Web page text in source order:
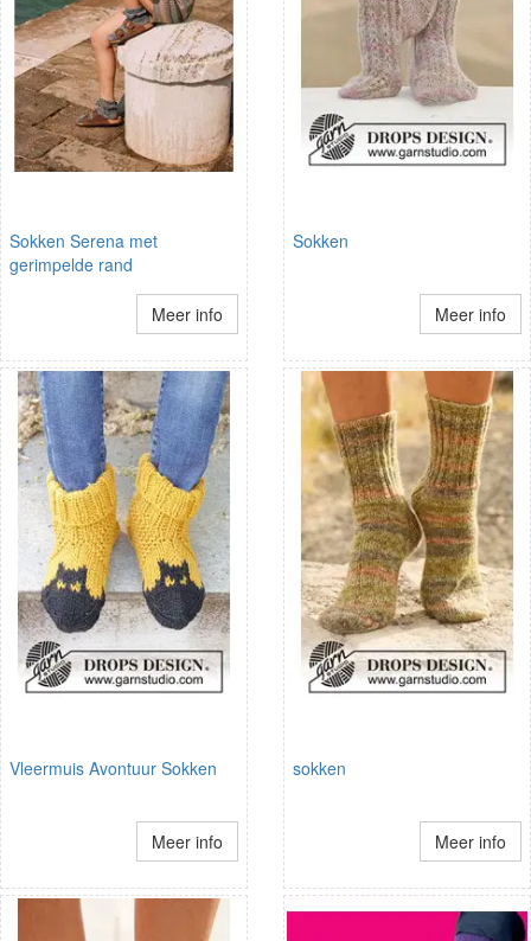
Sokken Serena met
gerimpelde rand
Meer info
Sokken
Meer info
Vleermuis Avontuur Sokken
Meer info
sokken
Meer info